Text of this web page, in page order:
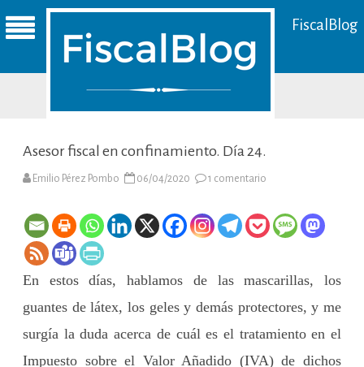
FiscalBlog
Asesor fiscal en confinamiento. Día 24.
Emilio Pérez Pombo 06/04/2020 1 comentario
confinamiento.
Día
En estos días, hablamos de las mascarillas, los
guantes de látex, los geles y demás protectores, y me
surgía la duda acerca de cuál es el tratamiento en el
Impuesto sobre el Valor Añadido (IVA) de dichos